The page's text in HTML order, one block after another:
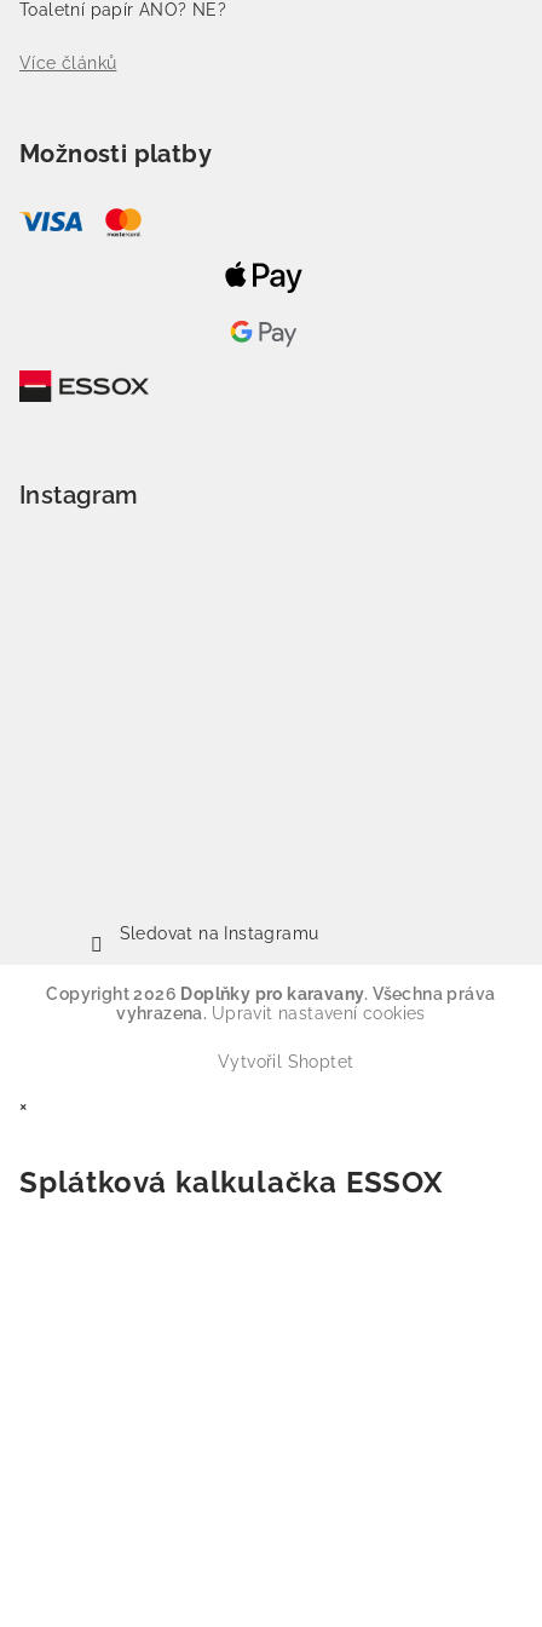
Toaletní papír ANO? NE?
Více článků
Možnosti platby
Instagram
Sledovat na Instagramu
Copyright 2026 Doplňky pro karavany. Všechna práva
vyhrazena. Upravit nastavení cookies
Vytvořil Shoptet
×
Splátková kalkulačka ESSOX